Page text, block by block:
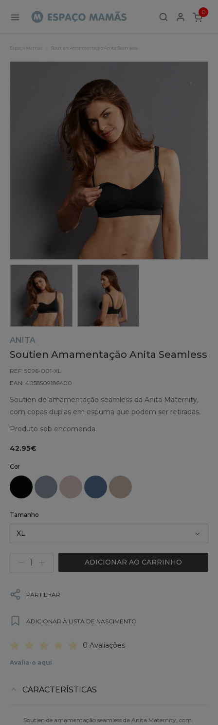
0
ITEMS
Espaço Mamãs Soutien Amamentação Anita Seamless
ANITA
Soutien Amamentação Anita Seamless
REF: 5096-001-XL
EAN: 4058509186400
Soutien de amamentação seamless da Anita Maternity,
com copas duplas em espuma que podem ser retiradas.
Produto sob encomenda.
42.95€
Cor
Tamanho
XL
ADICIONAR AO CARRINHO
PARTILHAR
ADICIONAR À LISTA DE NASCIMENTO
0 Avaliações
Avalia-o aqui
CARACTERÍSTICAS
Soutien de amamentação seamless da Anita Maternity, com